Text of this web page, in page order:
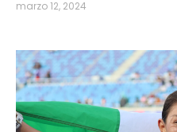
marzo 12, 2024